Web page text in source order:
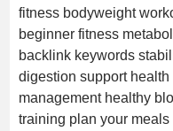
fitness bodyweight
beginner fitness
backlink keywords
digestion support
management healthy
training plan your